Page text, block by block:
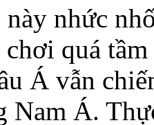
này nhức
chơi quá
Á vẫn
Nam Á.